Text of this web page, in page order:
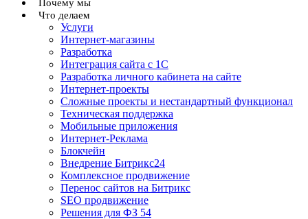
Почему мы
Что делаем
Услуги
Интернет-магазины
Разработка
Интеграция сайта с 1С
Разработка личного кабинета на сайте
Интернет-проекты
Сложные проекты и нестандартный функционал
Teхническая поддержка
Мобильные приложения
Интернет-Реклама
Блокчейн
Внедрение Битрикс24
Комплексное продвижение
Перенос сайтов на Битрикс
SEO продвижение
Решения для ФЗ 54